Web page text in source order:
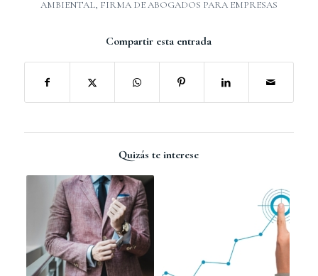
AMBIENTAL, FIRMA DE ABOGADOS PARA EMPRESAS
Compartir esta entrada
Quizás te interese